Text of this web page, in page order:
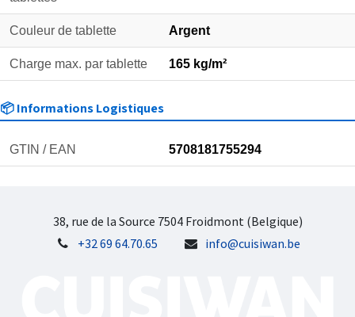
Couleur de tablette Argent
Charge max. par tablette 165 kg/m²
📦 Informations Logistiques
GTIN / EAN 5708181755294
38, rue de la Source 7504 Froidmont (Belgique)
+32 69 64.70.65
info@cuisiwan.be